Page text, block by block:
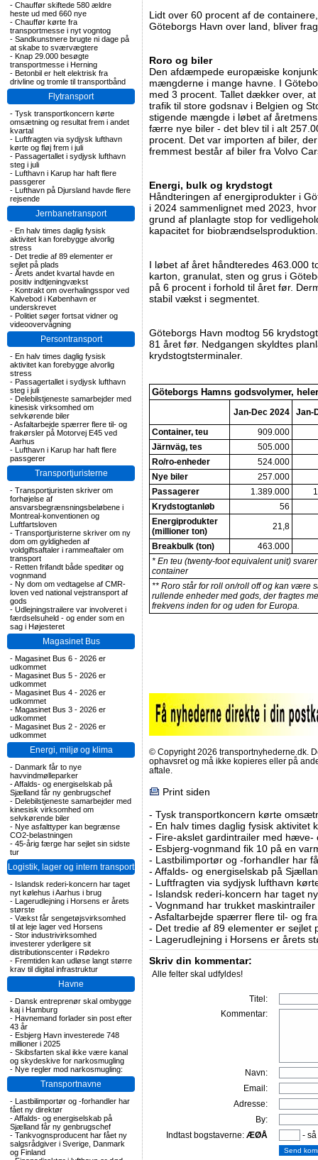
- Chauffør skiftede 580 ældre
heste ud med 660 nye
- Chauffør kørte fra
transportmesse i nyt vogntog
- Sandkunstnere brugte ni dage på
at skabe to sværvægtere
- Knap 29.000 besøgte
transportmesse i Herning
- Betonbil er helt elektrisk fra
drivline og tromle til transportbånd
Flytransport
- Tysk transportkoncern kørte
omsætning og resultat frem i andet
kvartal
- Luftfragten via sydjysk lufthavn
kørte og fløj frem i juli
- Passagertallet i sydjysk lufthavn
steg i juli
- Lufthavn i Karup har haft flere
passgerer
- Lufthavn på Djursland havde flere
rejsende
Jernbanetransport
- En halv times daglig fysisk
aktivitet kan forebygge alvorlig
stress
- Det tredie af 89 elementer er
sejlet på plads
- Årets andet kvartal havde en
positiv indtjeningvækst
- Kontrakt om overhalingsspor ved
Kalvebod i København er
underskrevet
- Politiet søger fortsat vidner og
videoovervågning
Persontransport
- En halv times daglig fysisk
aktivitet kan forebygge alvorlig
stress
- Passagertallet i sydjysk lufthavn
steg i juli
- Delebilstjeneste samarbejder med
kinesisk virksomhed om
selvkørende biler
-Asfaltarbejde spærrer flere til- og
frakørsler på Motorvej E45 ved
Aarhus
- Lufthavn i Karup har haft flere
passgerer
Transportjuristerne
- Transportjuristen skriver om
forhøjelse af
ansvarsbegrænsningsbeløbene i
Montreal-konventionen og
Luftfartsloven
- Transportjuristerne skriver om ny
dom om gyldigheden af
voldgiftsaftaler i rammeaftaler om
transport
- Retten frifandt både speditør og
vognmand
- Ny dom om vedtagelse af CMR-
loven ved national vejstransport af
gods
- Udlejningstrailere var involveret i
færdselsuheld - og ender som en
sag i Højesteret
Magasinet Bus
- Magasinet Bus 6 - 2026 er
udkommet
- Magasinet Bus 5 - 2026 er
udkommet
- Magasinet Bus 4 - 2026 er
udkommet
- Magasinet Bus 3 - 2026 er
udkommet
- Magasinet Bus 2 - 2026 er
udkommet
Energi, miljø og klima
- Danmark får to nye
havvindmølleparker
-Affalds- og energiselskab på
Sjælland får ny genbrugschef
- Delebilstjeneste samarbejder med
kinesisk virksomhed om
selvkørende biler
- Nye asfalttyper kan begrænse
CO2-belastningen
- 45-årig færge har sejlet sin sidste
tur
Logistik, lager og intern transport
- Islandsk rederi-koncern har taget
nyt kølehus i Aarhus i brug
- Lagerudlejning i Horsens er årets
største
- Vækst får sengetøjsvirksomhed
til at leje lager ved Horsens
- Stor industrivirksomhed
investerer yderligere sit
distributionscenter i Rødekro
- Fremtiden kan udløse langt større
krav til digital infrastruktur
Havne
- Dansk entreprenør skal ombygge
kaj i Hamburg
- Havnemand forlader sin post efter
43 år
- Esbjerg Havn investerede 748
millioner i 2025
- Skibsfarten skal ikke være kanal
og skydeskive for narkosmugling
- Nye regler mod narkosmugling:
Transportnavne
- Lastbilimportør og -forhandler har
fået ny direktør
-Affalds- og energiselskab på
Sjælland får ny genbrugschef
- Tankvognsproducent har fået ny
salgsrådgiver i Sverige, Danmark
og Finland
Lidt over 60 procent af de
Göteborgs Havn over land, bliver
Roro og biler
Den afdæmpede europæiske
mængderne i mange havne. I
med 3 procent. Tallet dækker over,
trafik til store godsnav i Belgien og
stigende mængde i løbet af
færre nye biler - det blev til i alt
procent. Det var importen af biler,
fremmest består af biler fra Volvo
Energi, bulk og krydstogt
Håndteringen af energiprodukter i
i 2024 sammenlignet med 2023,
grund af planlagte stop for
kapacitet for biobrændselsproduktion.
I løbet af året håndteredes 463.000
karton, granulat, sten og grus i
på 6 procent i forhold til året før.
stabil vækst i segmentet.
Göteborgs Havn modtog 56
81 året før. Nedgangen skyldtes
krydstogtsterminaler.
Göteborgs Hamns godsvolymer,
Jan-Dec 2024
Jan-
Container, teu
909.000
Järnväg, tes
505.000
Ro/ro-enheder
524.000
Nye biler
257.000
Passagerer
1.389.000
Krydstogtanløb
56
Energiprodukter
(millioner ton)
21,8
Breakbulk (ton)
463.000
* En teu (twenty-foot equivalent unit)
container
** Roro står for roll on/roll off og kan være
rullende enheder med gods, der fragtes
frekvens inden for og uden for Europa.
© Copyright 2026 transportnyhederne.dk.
ophavsret og må ikke kopieres eller på
aftale.
Print siden
- Tysk transportkoncern kørte
- En halv times daglig fysisk aktivitet
- Fire-akslet gardintrailer med hæve-
- Esbjerg-vognmand fik 10 på en
- Lastbilimportør og -forhandler har
- Affalds- og energiselskab på
- Luftfragten via sydjysk lufthavn
- Islandsk rederi-koncern har taget
- Vognmand har trukket
- Asfaltarbejde spærrer flere til- og
- Det tredie af 89 elementer er sejlet
- Lagerudlejning i Horsens er årets
Skriv din kommentar:
Alle felter skal udfyldes!
Titel:
Kommentar:
Navn:
Email:
Adresse:
By:
Indtast bogstaverne: ÆØÅ -